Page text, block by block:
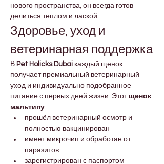
нового пространства, он всегда готов
делиться теплом и лаской.
Здоровье, уход и
ветеринарная поддержка
В Pet Holicks Dubai каждый щенок
получает премиальный ветеринарный
уход и индивидуально подобранное
питание с первых дней жизни. Этот щенок
мальтипу:
прошёл ветеринарный осмотр и
полностью вакцинирован
имеет микрочип и обработан от
паразитов
зарегистрирован с паспортом